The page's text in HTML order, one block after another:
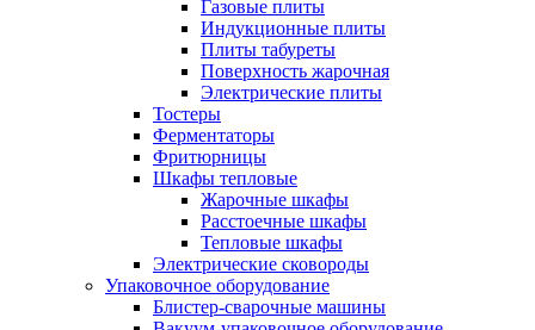
Газовые плиты
Индукционные плиты
Плиты табуреты
Поверхность жарочная
Электрические плиты
Тостеры
Ферментаторы
Фритюрницы
Шкафы тепловые
Жарочные шкафы
Расстоечные шкафы
Тепловые шкафы
Электрические сковороды
Упаковочное оборудование
Блистер-сварочные машины